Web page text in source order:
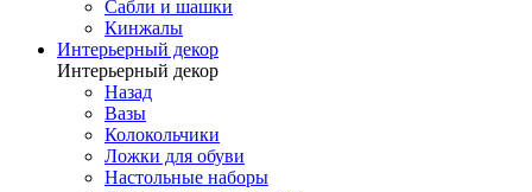
Сабли и шашки
Кинжалы
Интерьерный декор
Интерьерный декор
Назад
Вазы
Колокольчики
Ложки для обуви
Настольные наборы